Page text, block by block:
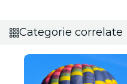
Categorie correlate